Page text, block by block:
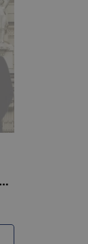
Mikhail Eisenstein Maestro del